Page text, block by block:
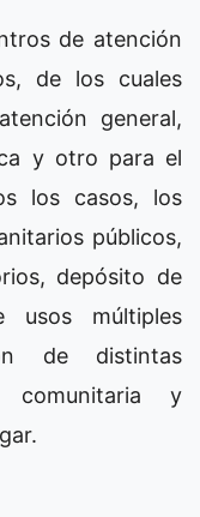
de atención
de los cuales
general,
y otro para el
los casos, los
públicos,
depósito de
usos múltiples
de distintas
comunitaria y